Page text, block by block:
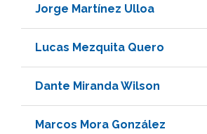
Jorge Martínez Ulloa
Lucas Mezquita Quero
Dante Miranda Wilson
Marcos Mora González